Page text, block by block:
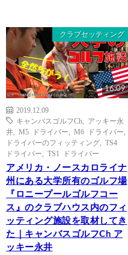
クラブセッティング
16:09
2019.12.09
キャンバスゴルフCh
アッキー永
井
M5 ドライバー M6 ドライバー
ドライバーのフィッティング
TS4
ドライバー
TS1 ドライバー
アメリカ・ノースカロライナ
州にある大学所有のゴルフ場
『ロニープールゴルフコー
ス』のクラブハウス内のフィ
ッティング施設を取材してき
た｜キャンバスゴルフCh ア
ッキー永井